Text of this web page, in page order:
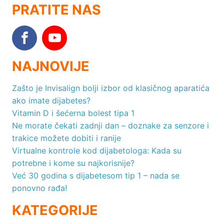
PRATITE NAS
NAJNOVIJE
Zašto je Invisalign bolji izbor od klasičnog aparatića
ako imate dijabetes?
Vitamin D i šećerna bolest tipa 1
Ne morate čekati zadnji dan – doznake za senzore i
trakice možete dobiti i ranije
Virtualne kontrole kod dijabetologa: Kada su
potrebne i kome su najkorisnije?
Već 30 godina s dijabetesom tip 1 – nada se
ponovno rađa!
KATEGORIJE